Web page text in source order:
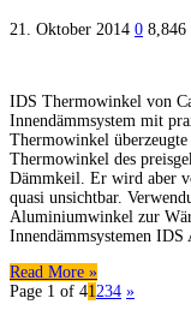
21. Oktober 2014 0 8,846
IDS Thermowinkel von
Innendämmsystem mit
Thermowinkel
Thermowinkel des
Dämmkeil. Er wird aber
quasi unsichtbar.
Aluminiumwinkel zur
Innendämmsystemen
Read More »
Page 1 of 41234 »